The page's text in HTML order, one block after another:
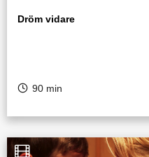
Dröm vidare
90 min